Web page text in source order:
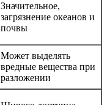
Значительное,
загрязнение океанов и
почвы
Может выделять
вредные вещества при
разложении